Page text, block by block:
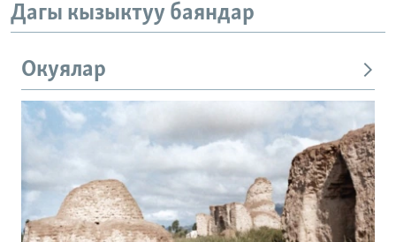
Дагы кызыктуу баяндар
Окуялар